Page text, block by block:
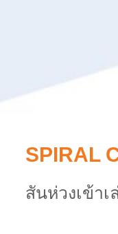
SPIRAL
สันห่วงเข้าเ